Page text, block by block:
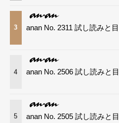
3 anan No. 2311 試し読みと
4 anan No. 2506 試し読みと
5 anan No. 2505 試し読みと